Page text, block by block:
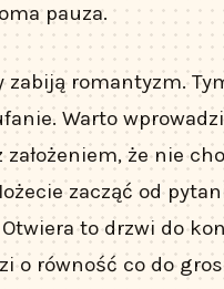
pauza.
zabiją romantyzm.
Warto
że nie
zacząć od
to drzwi do
o równość co do